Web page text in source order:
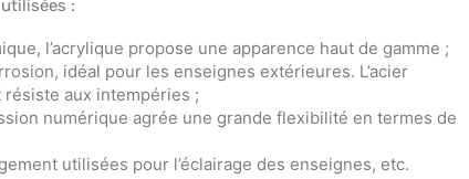
:
l’acrylique propose une apparence haut de gamme ;
idéal pour les enseignes extérieures. L’acier
aux intempéries ;
numérique agrée une grande flexibilité en termes de
utilisées pour l’éclairage des enseignes, etc.